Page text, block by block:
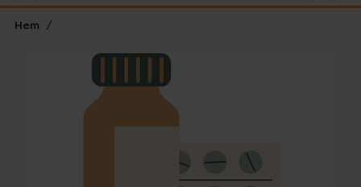
Hem
Lista: . Innehåller 1 objekt.